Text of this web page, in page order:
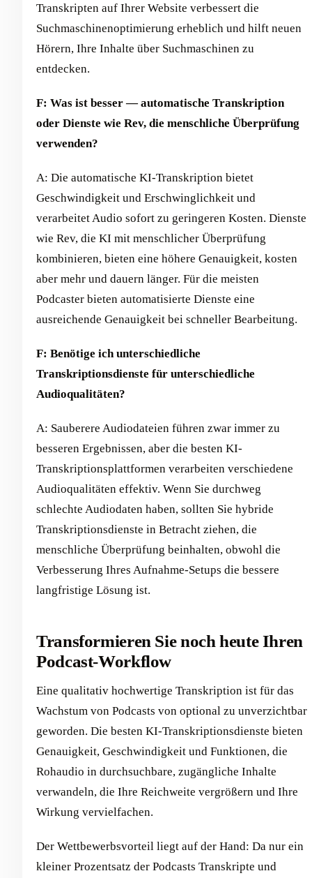
Transkripten auf Ihrer Website verbessert die
Suchmaschinenoptimierung erheblich und hilft neuen
Hörern, Ihre Inhalte über Suchmaschinen zu
entdecken.
F: Was ist besser — automatische Transkription
oder Dienste wie Rev, die menschliche Überprüfung
verwenden?
A: Die automatische KI-Transkription bietet
Geschwindigkeit und Erschwinglichkeit und
verarbeitet Audio sofort zu geringeren Kosten. Dienste
wie Rev, die KI mit menschlicher Überprüfung
kombinieren, bieten eine höhere Genauigkeit, kosten
aber mehr und dauern länger. Für die meisten
Podcaster bieten automatisierte Dienste eine
ausreichende Genauigkeit bei schneller Bearbeitung.
F: Benötige ich unterschiedliche
Transkriptionsdienste für unterschiedliche
Audioqualitäten?
A: Sauberere Audiodateien führen zwar immer zu
besseren Ergebnissen, aber die besten KI-
Transkriptionsplattformen verarbeiten verschiedene
Audioqualitäten effektiv. Wenn Sie durchweg
schlechte Audiodaten haben, sollten Sie hybride
Transkriptionsdienste in Betracht ziehen, die
menschliche Überprüfung beinhalten, obwohl die
Verbesserung Ihres Aufnahme-Setups die bessere
langfristige Lösung ist.
Transformieren Sie noch heute Ihren
Podcast-Workflow
Eine qualitativ hochwertige Transkription ist für das
Wachstum von Podcasts von optional zu unverzichtbar
geworden. Die besten KI-Transkriptionsdienste bieten
Genauigkeit, Geschwindigkeit und Funktionen, die
Rohaudio in durchsuchbare, zugängliche Inhalte
verwandeln, die Ihre Reichweite vergrößern und Ihre
Wirkung vervielfachen.
Der Wettbewerbsvorteil liegt auf der Hand: Da nur ein
kleiner Prozentsatz der Podcasts Transkripte und